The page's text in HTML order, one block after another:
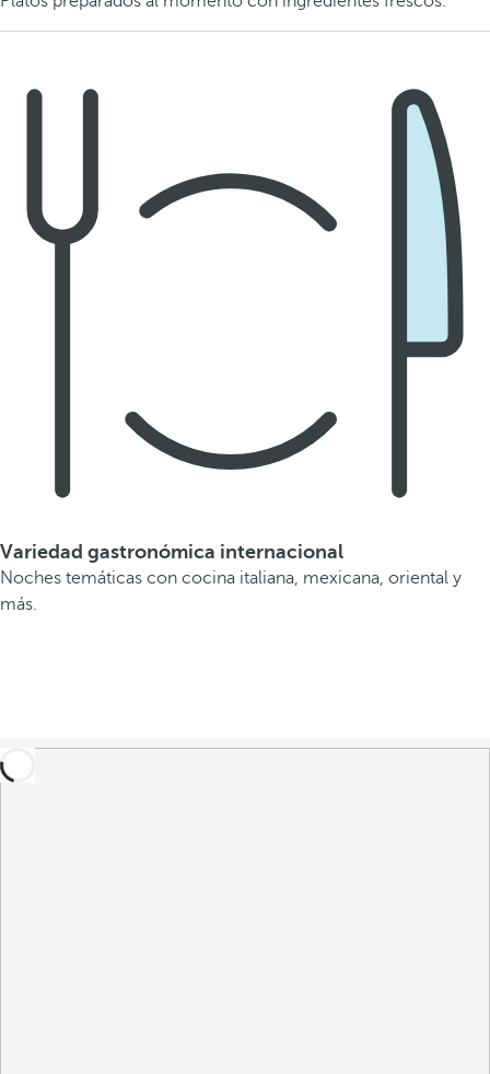
Variedad gastronómica internacional
Noches temáticas con cocina italiana, mexicana, oriental y
más.